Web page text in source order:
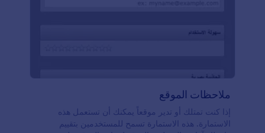
ملاحظات الموقع
إذا كنت تمتلك أو تدير موقعاً يمكنك أن تستعمل هذه
الاستمارة. هذه الاستمارة تسمح للمستخدمين بتقييم